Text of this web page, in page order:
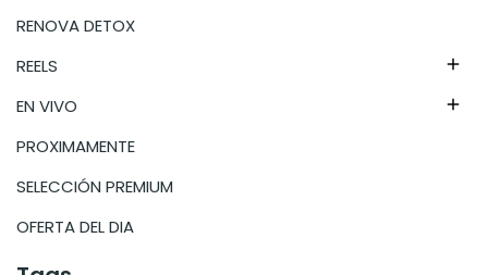
RENOVA DETOX
REELS

EN VIVO 
PROXIMAMENTE
SELECCIÓN PREMIUM
OFERTA DEL DIA